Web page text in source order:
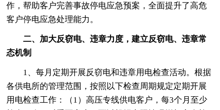
作，帮助客户完善事故停电应急预案，全面提升了高危
客户停电应急处理能力。
二、加大反窃电、违章力度，建立反窃电、违章常
态机制
1、每月定期开展反窃电和违章用电检查活动。根据
各供电所的管理范围，按照以下检查周期规定定期开展
用电检查工作：（1）高压专线供电客户，每3个月至少